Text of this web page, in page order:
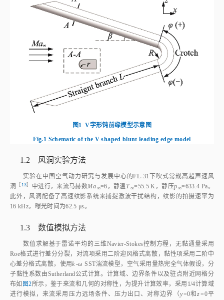
图1 V字形钝前缘模型示意图
Fig.1 Schematic of the V-shaped blunt leading edge model
1.2 风洞实验方法
实验在中国空气动力研究与发展中心的FL‑31下吹式常规高超声速风
洞
［ 13］ 中进行，来流马赫数Ma∞=6，静温 T∞=55.5 K，静压p∞=633.4 Pa。
此外，风洞配备了高速纹影系统来捕捉激波干扰结构，纹影的拍摄速率为
16 kHz，曝光时间为62.5 μs。
1.3 数值模拟方法
数值求解基于雷诺平均的三维Navier‑Stokes控制方程，无黏通量采用
Roe格式进行差分分裂，对流项采用二阶迎风格式离散，黏性项采用二阶中
心差分格式离散，使用k‑ω SST湍流模型，空气采用量热完全气体假设，分
子黏性系数由Sutherland公式计算。计算域、边界条件以及驻点附近网格分
布如 图2所示，鉴于来流和几何的对称性，为提升计算效率，采用1/4计算域
进行模拟，来流采用压力远场条件、压力出口、对称边界（y=0和z=0平